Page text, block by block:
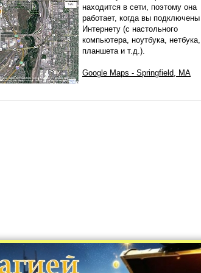
находится в сети, поэтому она
работает, когда вы подключены
Интернету (с настольного
компьютера, ноутбука, нетбука,
планшета и т.д.).
Google Maps - Springfield, MA